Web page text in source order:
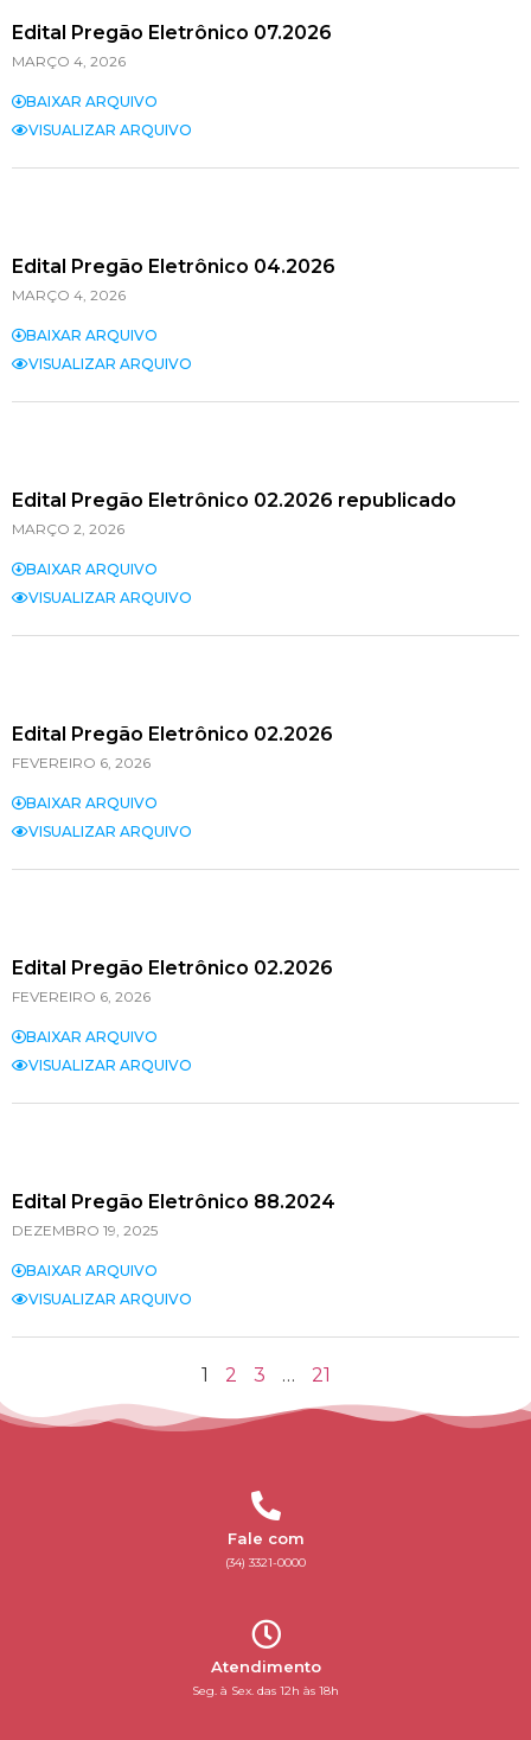
Edital Pregão Eletrônico 07.2026
MARÇO 4, 2026
BAIXAR ARQUIVO
VISUALIZAR ARQUIVO
Edital Pregão Eletrônico 04.2026
MARÇO 4, 2026
BAIXAR ARQUIVO
VISUALIZAR ARQUIVO
Edital Pregão Eletrônico 02.2026 republicado
MARÇO 2, 2026
BAIXAR ARQUIVO
VISUALIZAR ARQUIVO
Edital Pregão Eletrônico 02.2026
FEVEREIRO 6, 2026
BAIXAR ARQUIVO
VISUALIZAR ARQUIVO
Edital Pregão Eletrônico 02.2026
FEVEREIRO 6, 2026
BAIXAR ARQUIVO
VISUALIZAR ARQUIVO
Edital Pregão Eletrônico 88.2024
DEZEMBRO 19, 2025
BAIXAR ARQUIVO
VISUALIZAR ARQUIVO
1 2 3 … 21
Fale com
(34) 3321-0000
Atendimento
Seg. à Sex. das 12h às 18h